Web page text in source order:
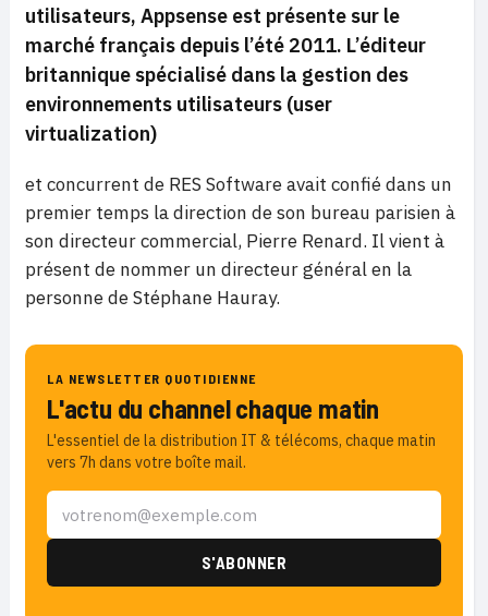
utilisateurs, Appsense est présente sur le
marché français depuis l’été 2011. L’éditeur
britannique spécialisé dans la gestion des
environnements utilisateurs (user
virtualization)
et concurrent de RES Software avait confié dans un
premier temps la direction de son bureau parisien à
son directeur commercial, Pierre Renard. Il vient à
présent de nommer un directeur général en la
personne de Stéphane Hauray.
LA NEWSLETTER QUOTIDIENNE
L'actu du channel chaque matin
L'essentiel de la distribution IT & télécoms, chaque matin
vers 7h dans votre boîte mail.